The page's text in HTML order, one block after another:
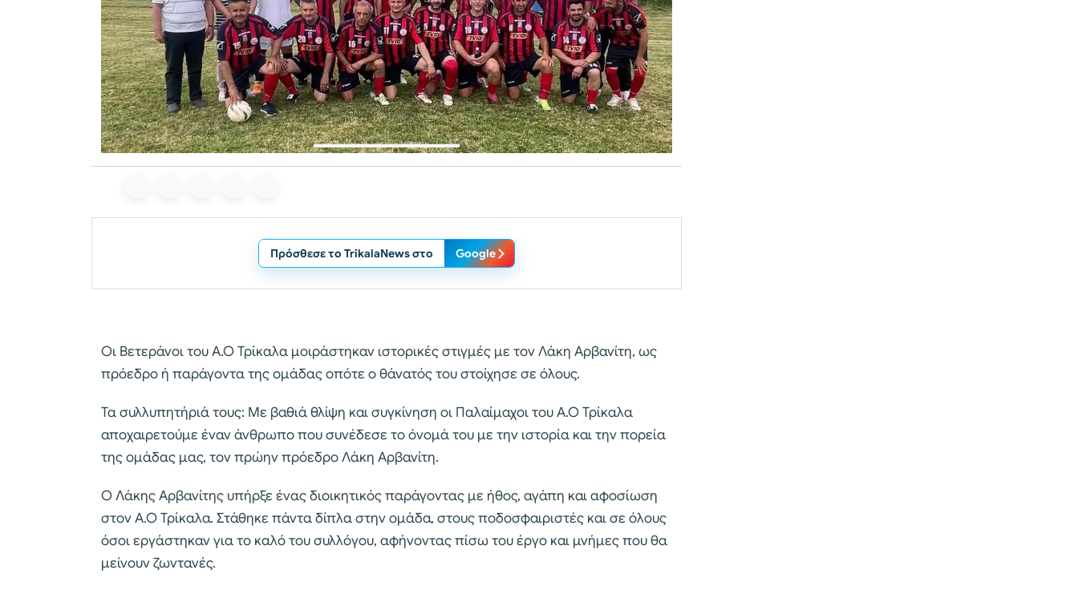
Πρόσθεσε το TrikalaNews στο Google
Οι Βετεράνοι του Α.Ο Τρίκαλα μοιράστηκαν ιστορικές στιγμές με τον Λάκη Αρβανίτη, ως
πρόεδρο ή παράγοντα της ομάδας οπότε ο θάνατός του στοίχησε σε όλους.
Τα συλλυπητήριά τους: Με βαθιά θλίψη και συγκίνηση οι Παλαίμαχοι του Α.Ο Τρίκαλα
αποχαιρετούμε έναν άνθρωπο που συνέδεσε το όνομά του με την ιστορία και την πορεία
της ομάδας μας, τον πρώην πρόεδρο Λάκη Αρβανίτη.
Ο Λάκης Αρβανίτης υπήρξε ένας διοικητικός παράγοντας με ήθος, αγάπη και αφοσίωση
στον Α.Ο Τρίκαλα. Στάθηκε πάντα δίπλα στην ομάδα, στους ποδοσφαιριστές και σε όλους
όσοι εργάστηκαν για το καλό του συλλόγου, αφήνοντας πίσω του έργο και μνήμες που θα
μείνουν ζωντανές.